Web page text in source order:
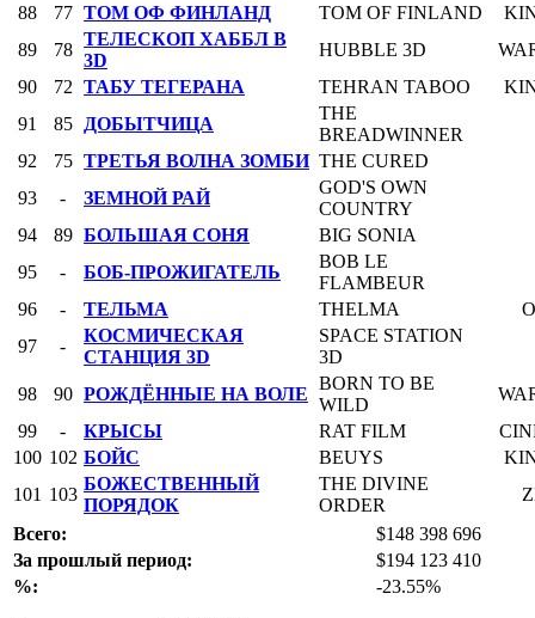
88
77 ТОМ ОФ ФИНЛАНД TOM OF FINLAND
89
78
ТЕЛЕСКОП ХАББЛ В
3D
HUBBLE 3D
90
72 ТАБУ ТЕГЕРАНА TEHRAN TABOO
91
85 ДОБЫТЧИЦА
THE
BREADWINNER
92
75 ТРЕТЬЯ ВОЛНА ЗОМБИ THE CURED
93
- ЗЕМНОЙ РАЙ
GOD'S OWN
COUNTRY
94
89 БОЛЬШАЯ СОНЯ
BIG SONIA
95
- БОБ-ПРОЖИГАТЕЛЬ
BOB LE
FLAMBEUR
96
- ТЕЛЬМА THELMA
97
-
КОСМИЧЕСКАЯ
СТАНЦИЯ 3D
SPACE STATION
3D
98
90 РОЖДЁННЫЕ НА ВОЛЕ
BORN TO BE
WILD
99
- КРЫСЫ RAT FILM
100 102 БОЙС BEUYS
101 103
БОЖЕСТВЕННЫЙ
ПОРЯДОК
THE DIVINE
ORDER
Всего:
$148 398 696
За прошлый период:
$194 123 410
%:
-23.55%